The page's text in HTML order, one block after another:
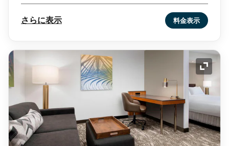
きソファ, 高層階
さらに表示
料金表示
アイ